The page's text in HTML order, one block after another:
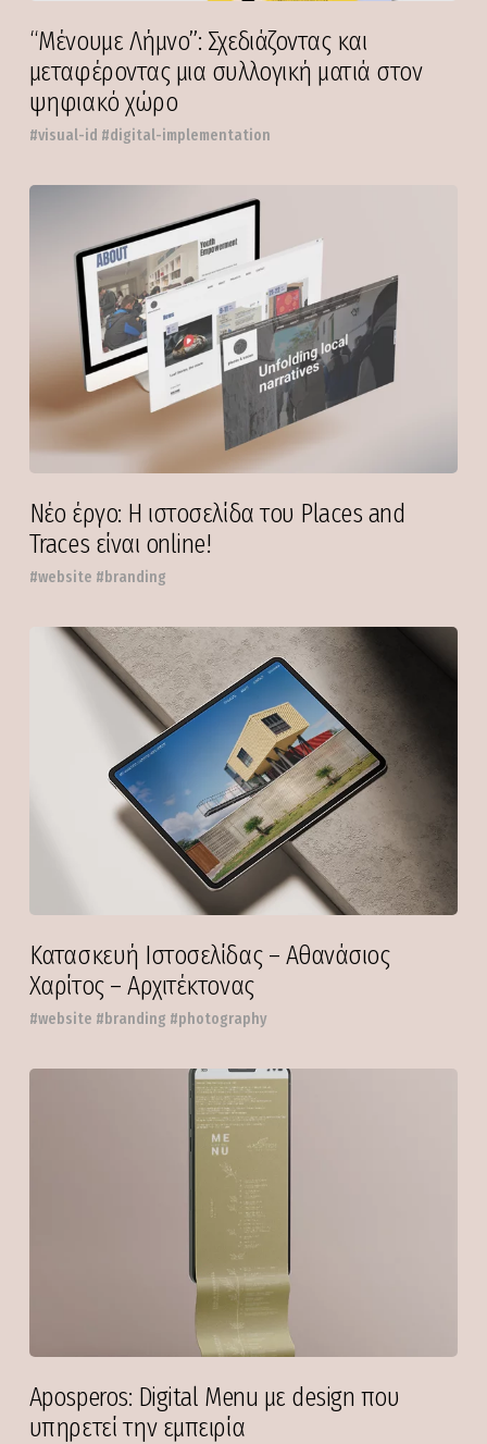
“Μένουμε Λήμνο”: Σχεδιάζοντας και
μεταφέροντας μια συλλογική ματιά στον
ψηφιακό χώρο
#visual-id #digital-implementation
Νέο έργο: Η ιστοσελίδα του Places and
Traces είναι online!
#website #branding
Κατασκευή Ιστοσελίδας – Αθανάσιος
Χαρίτος – Αρχιτέκτονας
#website #branding #photography
Aposperos: Digital Menu με design που
υπηρετεί την εμπειρία